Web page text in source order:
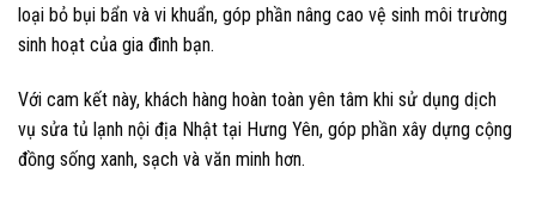
loại bỏ bụi bẩn và vi khuẩn, góp phần nâng cao vệ sinh môi trường
sinh hoạt của gia đình bạn.
Với cam kết này, khách hàng hoàn toàn yên tâm khi sử dụng dịch
vụ sửa tủ lạnh nội địa Nhật tại Hưng Yên, góp phần xây dựng cộng
đồng sống xanh, sạch và văn minh hơn.